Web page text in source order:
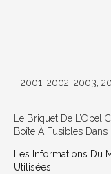
2001, 2002, 2003,
Le Briquet De L’Opel
Boîte À Fusibles
Les Informations Du
Utilisées.